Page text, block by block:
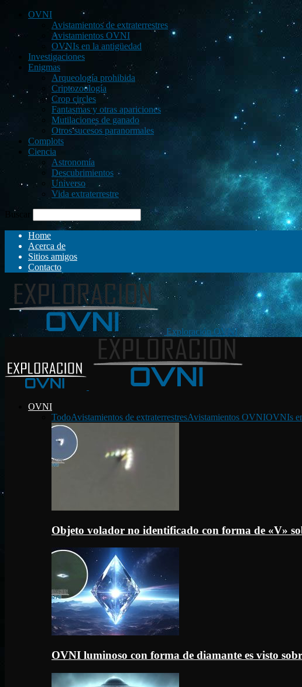
OVNI
Avistamientos de extraterrestres
Avistamientos OVNI
OVNIs en la antigüedad
Investigaciones
Enigmas
Arqueología prohibida
Criptozoología
Crop circles
Fantasmas y otras apariciones
Mutilaciones de ganado
Otros sucesos paranormales
Complots
Ciencia
Astronomía
Descubrimientos
Universo
Vida extraterrestre
Buscar
Home
Acerca de
Sitios amigos
Contacto
Exploración OVNI
OVNI
TodoAvistamientos de extraterrestresAvistamientos OVNIOVNIs
Objeto volador no identificado con forma de «V»
OVNI luminoso con forma de diamante es visto